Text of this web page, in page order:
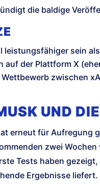
die baldige
leistungsfähiger sein
auf der Plattform X
zwischen
UND
erneut für Aufregung
zwei
Tests haben
Ergebnisse liefert.